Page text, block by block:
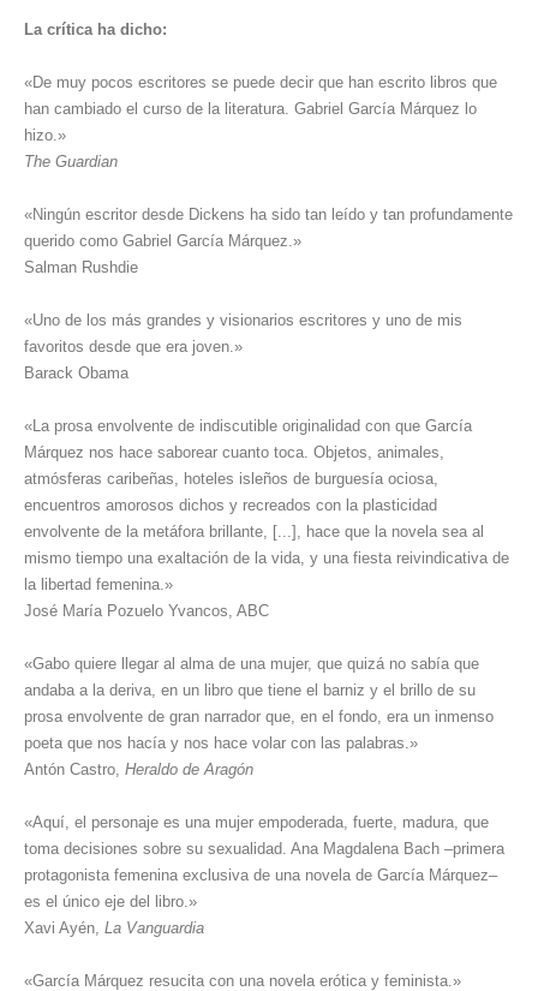
La crítica ha dicho:
«De muy pocos escritores se puede decir que han escrito libros que
han cambiado el curso de la literatura. Gabriel García Márquez lo
hizo.»
The Guardian
«Ningún escritor desde Dickens ha sido tan leído y tan profundamente
querido como Gabriel García Márquez.»
Salman Rushdie
«Uno de los más grandes y visionarios escritores y uno de mis
favoritos desde que era joven.»
Barack Obama
«La prosa envolvente de indiscutible originalidad con que García
Márquez nos hace saborear cuanto toca. Objetos, animales,
atmósferas caribeñas, hoteles isleños de burguesía ociosa,
encuentros amorosos dichos y recreados con la plasticidad
envolvente de la metáfora brillante, [...], hace que la novela sea al
mismo tiempo una exaltación de la vida, y una fiesta reivindicativa de
la libertad femenina.»
José María Pozuelo Yvancos, ABC
«Gabo quiere llegar al alma de una mujer, que quizá no sabía que
andaba a la deriva, en un libro que tiene el barniz y el brillo de su
prosa envolvente de gran narrador que, en el fondo, era un inmenso
poeta que nos hacía y nos hace volar con las palabras.»
Antón Castro, Heraldo de Aragón
«Aquí, el personaje es una mujer empoderada, fuerte, madura, que
toma decisiones sobre su sexualidad. Ana Magdalena Bach –primera
protagonista femenina exclusiva de una novela de García Márquez–
es el único eje del libro.»
Xavi Ayén, La Vanguardia
«García Márquez resucita con una novela erótica y feminista.»